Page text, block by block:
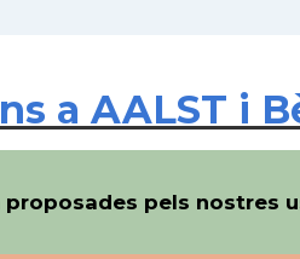
a AALST i
proposades pels nostres